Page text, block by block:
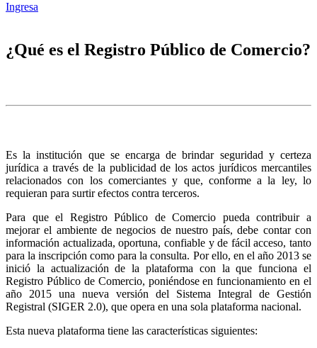
Ingresa
¿Qué es el Registro Público de Comercio?
Es la institución que se encarga de brindar seguridad y certeza
jurídica a través de la publicidad de los actos jurídicos mercantiles
relacionados con los comerciantes y que, conforme a la ley, lo
requieran para surtir efectos contra terceros.
Para que el Registro Público de Comercio pueda contribuir a
mejorar el ambiente de negocios de nuestro país, debe contar con
información actualizada, oportuna, confiable y de fácil acceso, tanto
para la inscripción como para la consulta. Por ello, en el año 2013 se
inició la actualización de la plataforma con la que funciona el
Registro Público de Comercio, poniéndose en funcionamiento en el
año 2015 una nueva versión del Sistema Integral de Gestión
Registral (SIGER 2.0), que opera en una sola plataforma nacional.
Esta nueva plataforma tiene las características siguientes: